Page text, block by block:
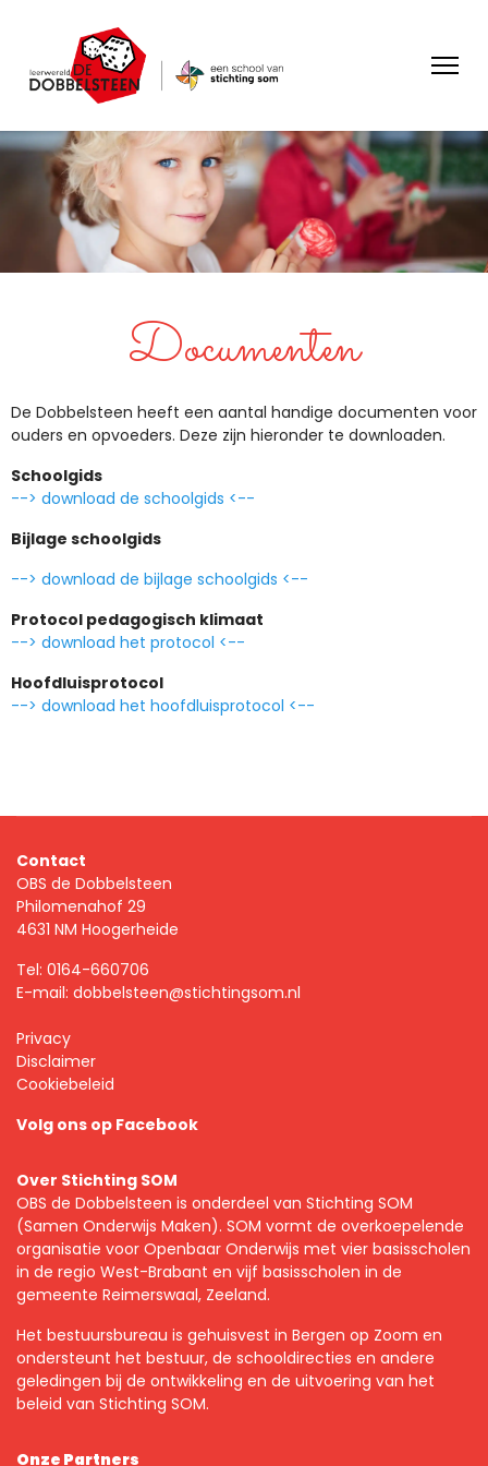
Documenten
De Dobbelsteen heeft een aantal handige documenten voor
ouders en opvoeders. Deze zijn hieronder te downloaden.
Schoolgids
--> download de schoolgids <--
Bijlage schoolgids
--> download de bijlage schoolgids <--
Protocol pedagogisch klimaat
--> download het protocol <--
Hoofdluisprotocol
--> download het hoofdluisprotocol <--
Contact
OBS de Dobbelsteen
Philomenahof 29
4631 NM Hoogerheide
Tel: 0164-660706
E-mail: dobbelsteen@stichtingsom.nl
Privacy
Disclaimer
Cookiebeleid
Volg ons op Facebook
Over Stichting SOM
OBS de Dobbelsteen is onderdeel van Stichting SOM
(Samen Onderwijs Maken). SOM vormt de overkoepelende
organisatie voor Openbaar Onderwijs met vier basisscholen
in de regio West-Brabant en vijf basisscholen in de
gemeente Reimerswaal, Zeeland.
Het bestuursbureau is gehuisvest in Bergen op Zoom en
ondersteunt het bestuur, de schooldirecties en andere
geledingen bij de ontwikkeling en de uitvoering van het
beleid van Stichting SOM.
Onze Partners